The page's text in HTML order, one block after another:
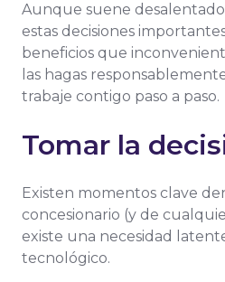
Aunque suene
estas decisiones
beneficios que
las hagas
trabaje contigo paso a paso.
Tomar la
Existen momentos clave
concesionario (y de
existe una necesidad
tecnológico.